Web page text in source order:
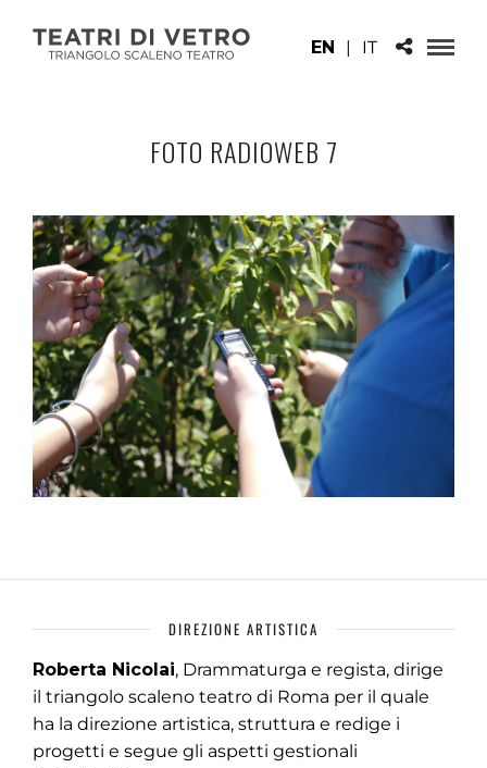
EN | IT
FOTO RADIOWEB 7
DIREZIONE ARTISTICA
Roberta Nicolai, Drammaturga e regista, dirige
il triangolo scaleno teatro di Roma per il quale
ha la direzione artistica, struttura e redige i
progetti e segue gli aspetti gestionali